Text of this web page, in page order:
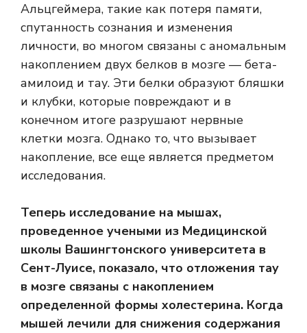
Альцгеймера, такие как потеря памяти,
спутанность сознания и изменения
личности, во многом связаны с аномальным
накоплением двух белков в мозге — бета-
амилоид и тау. Эти белки образуют бляшки
и клубки, которые повреждают и в
конечном итоге разрушают нервные
клетки мозга. Однако то, что вызывает
накопление, все еще является предметом
исследования.
Теперь исследование на мышах,
проведенное учеными из Медицинской
школы Вашингтонского университета в
Сент-Луисе, показало, что отложения тау
в мозге связаны с накоплением
определенной формы холестерина. Когда
мышей лечили для снижения содержания